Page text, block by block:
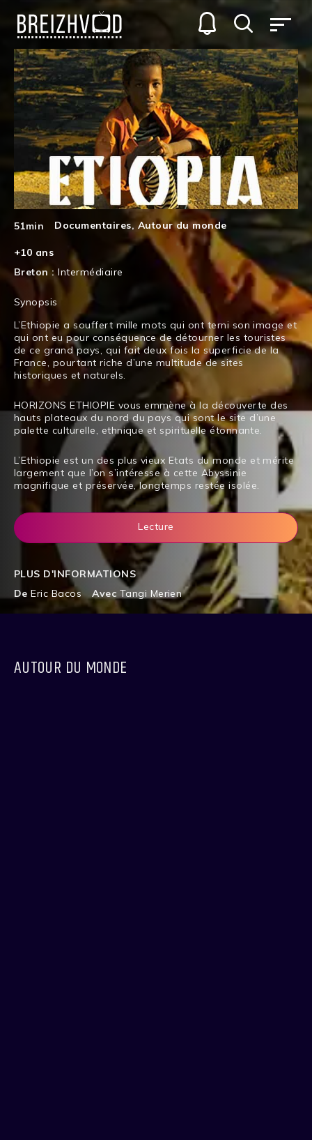
51min Documentaires, Autour du monde
+10 ans
Breton :Intermédiaire
Synopsis
L’Ethiopie a souffert mille mots qui ont terni son image et
qui ont eu pour conséquence de détourner les touristes
de ce grand pays, qui fait deux fois la superficie de la
France, pourtant riche d’une multitude de sites
historiques et naturels.
HORIZONS ETHIOPIE vous emmène à la découverte des
hauts plateaux du nord du pays qui sont le site d’une
palette culturelle, ethnique et spirituelle étonnante.
L’Ethiopie est un des plus vieux Etats du monde et mérite
largement que l’on s’intéresse à cette Abyssinie
magnifique et préservée, longtemps restée isolée.
Lecture
PLUS D'INFORMATIONS
De Eric Bacos Avec Tangi Merien
AUTOUR DU MONDE